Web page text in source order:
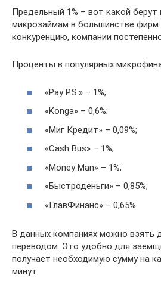
Предельный 1% – вот какой берут
микрозаймам в большинстве
конкуренцию, компании
Проценты в популярных
«Pay P.S.» – 1%;
«Konga» – 0,6%;
«Миг Кредит» – 0,09%;
«Cash Bus» – 1%;
«Money Man» – 1%;
«Быстроденьги» – 0,85%;
«ГлавФинанс» – 0,65%.
В данных компаниях можно взять
переводом. Это удобно для
получает необходимую сумму на
минут.